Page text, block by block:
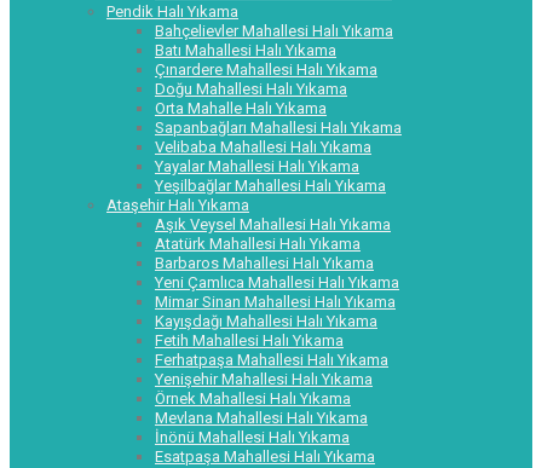
Pendik Halı Yıkama
Bahçelievler Mahallesi Halı Yıkama
Batı Mahallesi Halı Yıkama
Çınardere Mahallesi Halı Yıkama
Doğu Mahallesi Halı Yıkama
Orta Mahalle Halı Yıkama
Sapanbağları Mahallesi Halı Yıkama
Velibaba Mahallesi Halı Yıkama
Yayalar Mahallesi Halı Yıkama
Yeşilbağlar Mahallesi Halı Yıkama
Ataşehir Halı Yıkama
Aşık Veysel Mahallesi Halı Yıkama
Atatürk Mahallesi Halı Yıkama
Barbaros Mahallesi Halı Yıkama
Yeni Çamlıca Mahallesi Halı Yıkama
Mimar Sinan Mahallesi Halı Yıkama
Kayışdağı Mahallesi Halı Yıkama
Fetih Mahallesi Halı Yıkama
Ferhatpaşa Mahallesi Halı Yıkama
Yenişehir Mahallesi Halı Yıkama
Örnek Mahallesi Halı Yıkama
Mevlana Mahallesi Halı Yıkama
İnönü Mahallesi Halı Yıkama
Esatpaşa Mahallesi Halı Yıkama